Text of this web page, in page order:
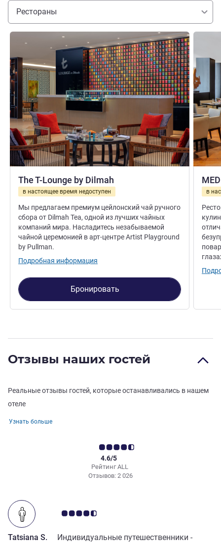
Рестораны
The T-Lounge by Dilmah
в настоящее время недоступен
Подробная информация
Мы предлагаем премиум цейлонский чай ручного
сбора от Dilmah Tea, одной из лучших чайных
компаний мира. Насладитесь незабываемой
чайной церемонией в арт-центре Artist Playground
by Pullman.
Подробная информация
Бронировать
в
Отзывы наших гостей
Реальные отзывы гостей, которые останавливались в нашем
отеле
Узнать больше
Рейтинг ALL
4.6/5
Отзывов: 2 026
Примечание: отзывы клиентов 4.5/5
Tatsiana S.
Индивидуальные путешественники -